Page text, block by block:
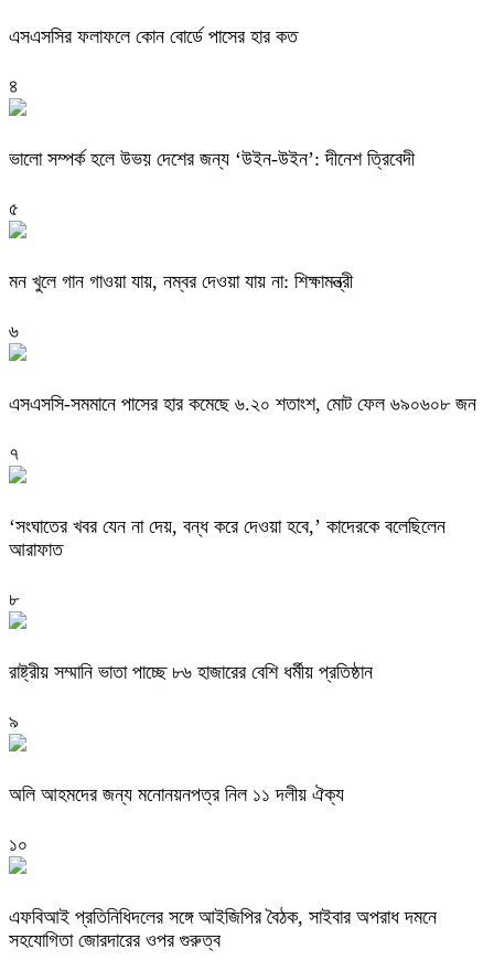
এসএসসির ফলাফলে কোন বোর্ডে পাসের হার কত
৪
ভালো সম্পর্ক হলে উভয় দেশের জন্য ‘উইন-উইন’: দীনেশ ত্রিবেদী
৫
মন খুলে গান গাওয়া যায়, নম্বর দেওয়া যায় না: শিক্ষামন্ত্রী
৬
এসএসসি-সমমানে পাসের হার কমেছে ৬.২০ শতাংশ, মোট ফেল ৬৯০৬০৮ জন
৭
‘সংঘাতের খবর যেন না দেয়, বন্ধ করে দেওয়া হবে,’ কাদেরকে বলেছিলেন
আরাফাত
৮
রাষ্ট্রীয় সম্মানি ভাতা পাচ্ছে ৮৬ হাজারের বেশি ধর্মীয় প্রতিষ্ঠান
৯
অলি আহমদের জন্য মনোনয়নপত্র নিল ১১ দলীয় ঐক্য
১০
এফবিআই প্রতিনিধিদলের সঙ্গে আইজিপির বৈঠক, সাইবার অপরাধ দমনে
সহযোগিতা জোরদারের ওপর গুরুত্ব